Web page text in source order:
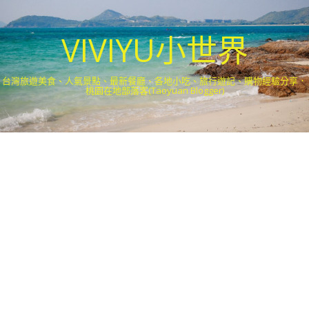
VIVIYU小世界
台灣旅遊美食、人氣景點、最新餐廳、各地小吃、旅行遊記、購物經驗分享．
桃園在地部落客(Taoyuan Blogger)